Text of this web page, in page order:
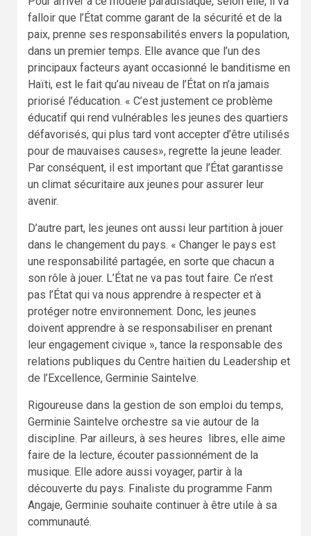
falloir que l’État comme garant de la sécurité et de la
paix, prenne ses responsabilités envers la population,
dans un premier temps. Elle avance que l’un des
principaux facteurs ayant occasionné le banditisme en
Haïti, est le fait qu’au niveau de l’État on n’a jamais
priorisé l’éducation. « C’est justement ce problème
éducatif qui rend vulnérables les jeunes des quartiers
défavorisés, qui plus tard vont accepter d’être utilisés
pour de mauvaises causes», regrette la jeune leader.
Par conséquent, il est important que l’État garantisse
un climat sécuritaire aux jeunes pour assurer leur
avenir.
D’autre part, les jeunes ont aussi leur partition à jouer
dans le changement du pays. « Changer le pays est
une responsabilité partagée, en sorte que chacun a
son rôle à jouer. L’État ne va pas tout faire. Ce n’est
pas l’État qui va nous apprendre à respecter et à
protéger notre environnement. Donc, les jeunes
doivent apprendre à se responsabiliser en prenant
leur engagement civique », tance la responsable des
relations publiques du Centre haïtien du Leadership et
de l’Excellence, Germinie Saintelve.
Rigoureuse dans la gestion de son emploi du temps,
Germinie Saintelve orchestre sa vie autour de la
discipline. Par ailleurs, à ses heures libres, elle aime
faire de la lecture, écouter passionnément de la
musique. Elle adore aussi voyager, partir à la
découverte du pays. Finaliste du programme Fanm
Angaje, Germinie souhaite continuer à être utile à sa
communauté.